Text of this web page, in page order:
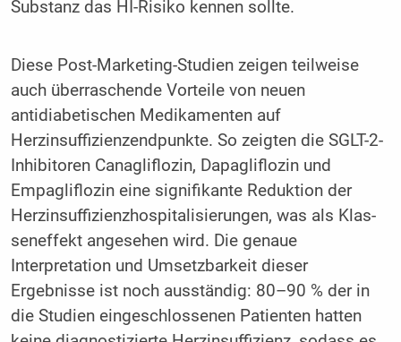
Substanz das HI-Risi­ko kennen sollte.
Diese Post-Marketing-Studien zeigen teilweise
auch überra­schende Vorteile von neuen
antidiabetischen Medikamenten auf
Herzinsuffizienzendpunkte. So zeigten die SGLT-2-
Inhibitoren Canagliflozin, Dapagliflozin und
Empagliflozin eine signifikante Reduktion der
Herzinsuffizienzhospitalisierungen, was als Klas­
seneffekt angesehen wird. Die genaue
Interpretation und Um­setzbarkeit dieser
Ergebnisse ist noch ausständig: 80–90 % der in
die Studien eingeschlossenen Patienten hatten